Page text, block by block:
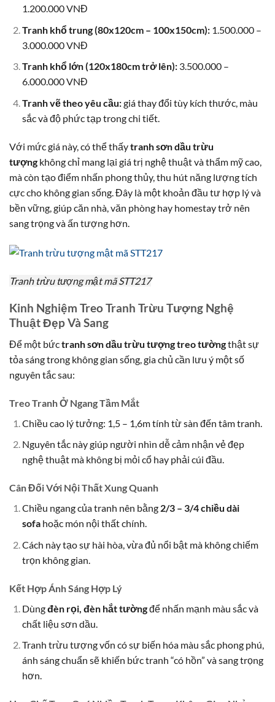
1.200.000 VNĐ
Tranh khổ trung (80x120cm – 100x150cm):1.500.000 –
3.000.000 VNĐ
Tranh khổ lớn (120x180cm trở lên):3.500.000 –
6.000.000 VNĐ
Tranh vẽ theo yêu cầu:giá thay đổi tùy kích thước, màu
sắc và độ phức tạp trong chi tiết.
Với mức giá này, có thể thấytranh sơn dầu trừu
tượng không chỉ mang lại giá trị nghệ thuật và thẩm mỹ cao,
mà còn tạo điểm nhấn phong thủy, thu hút năng lượng tích
cực cho không gian sống. Đây là một khoản đầu tư hợp lý và
bền vững, giúp căn nhà, văn phòng hay homestay trở nên
sang trọng và ấn tượng hơn.
Tranh trừu tượng mật mã STT217
Kinh Nghiệm Treo Tranh Trừu Tượng Nghệ
Thuật Đẹp Và Sang
Để một bứctranh sơn dầu trừu tượng treo tườngthật sự
tỏa sáng trong không gian sống, gia chủ cần lưu ý một số
nguyên tắc sau:
Treo Tranh Ở Ngang Tầm Mắt
Chiều cao lý tưởng: 1,5 – 1,6m tính từ sàn đến tâm tranh.
Nguyên tắc này giúp người nhìn dễ cảm nhận vẻ đẹp
nghệ thuật mà không bị mỏi cổ hay phải cúi đầu.
Cân Đối Với Nội Thất Xung Quanh
Chiều ngang của tranh nên bằng 2/3 – 3/4 chiều dài
sofahoặc món nội thất chính.
Cách này tạo sự hài hòa, vừa đủ nổi bật mà không chiếm
trọn không gian.
Kết Hợp Ánh Sáng Hợp Lý
Dùngđèn rọi, đèn hắt tườngđể nhấn mạnh màu sắc và
chất liệu sơn dầu.
Tranh trừu tượng vốn có sự biến hóa màu sắc phong phú,
ánh sáng chuẩn sẽ khiến bức tranh “có hồn” và sang trọng
hơn.